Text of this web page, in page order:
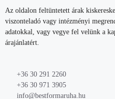
Az oldalon feltüntetett árak
viszonteladó vagy intézményi
adatokkal, vagy vegye fel velünk a
árajánlatért.
+36 30 291 2260
+36 30 971 3905
info@bestformaruha.hu